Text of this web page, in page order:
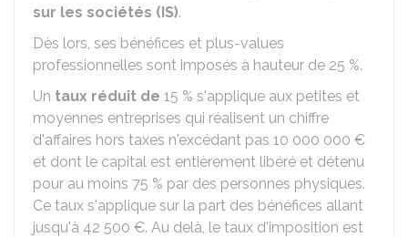
sur les sociétés (IS).
Dès lors, ses bénéfices et plus-values
professionnelles sont imposés à hauteur de 25 %.
Un taux réduit de 15 % s'applique aux petites et
moyennes entreprises qui réalisent un chiffre
d'affaires hors taxes n'excédant pas 10 000 000 €
et dont le capital est entièrement libéré et détenu
pour au moins 75 % par des personnes physiques.
Ce taux s'applique sur la part des bénéfices allant
jusqu'à 42 500 €. Au delà, le taux d'imposition est